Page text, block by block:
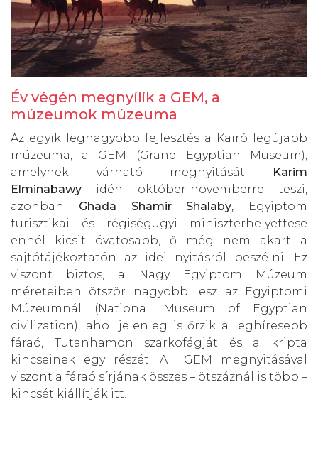
Év végén megnyílik a GEM, a
múzeumok múzeuma
Az egyik legnagyobb fejlesztés a Kairó legújabb
múzeuma, a GEM (Grand Egyptian Museum),
amelynek várható megnyitását
Karim
Elminabawy idén október-novemberre teszi,
azonban
Ghada Shamir Shalaby, Egyiptom
turisztikai és régiségügyi miniszterhelyettese
ennél kicsit óvatosabb, ő még nem akart a
sajtótájékoztatón az idei nyitásról beszélni. Ez
viszont biztos, a Nagy Egyiptom Múzeum
méreteiben ötször nagyobb lesz az Egyiptomi
Múzeumnál (National Museum of Egyptian
civilization), ahol jelenleg is őrzik a leghíresebb
fáraó, Tutanhamon szarkofágját és a kripta
kincseinek egy részét. A GEM megnyitásával
viszont a fáraó sírjának összes – ötszáznál is több –
kincsét kiállítják itt.